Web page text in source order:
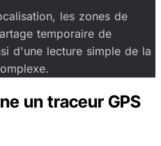
les zones de
temporaire de
d'une lecture simple de la
un traceur GPS